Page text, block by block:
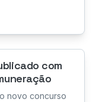
com
novo concurso